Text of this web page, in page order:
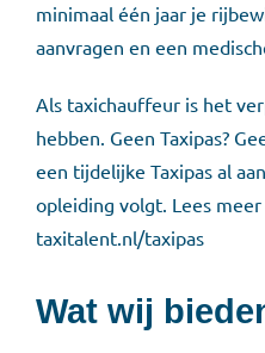
minimaal één jaar je
aanvragen en een
Als taxichauffeur is het
hebben. Geen Taxipas?
een tijdelijke Taxipas al
opleiding volgt. Lees meer
taxitalent.nl/taxipas
Wat wij